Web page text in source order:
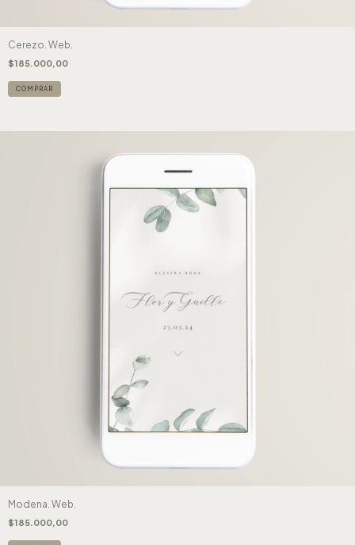
Cerezo. Web.
$185.000,00
Modena. Web.
$185.000,00